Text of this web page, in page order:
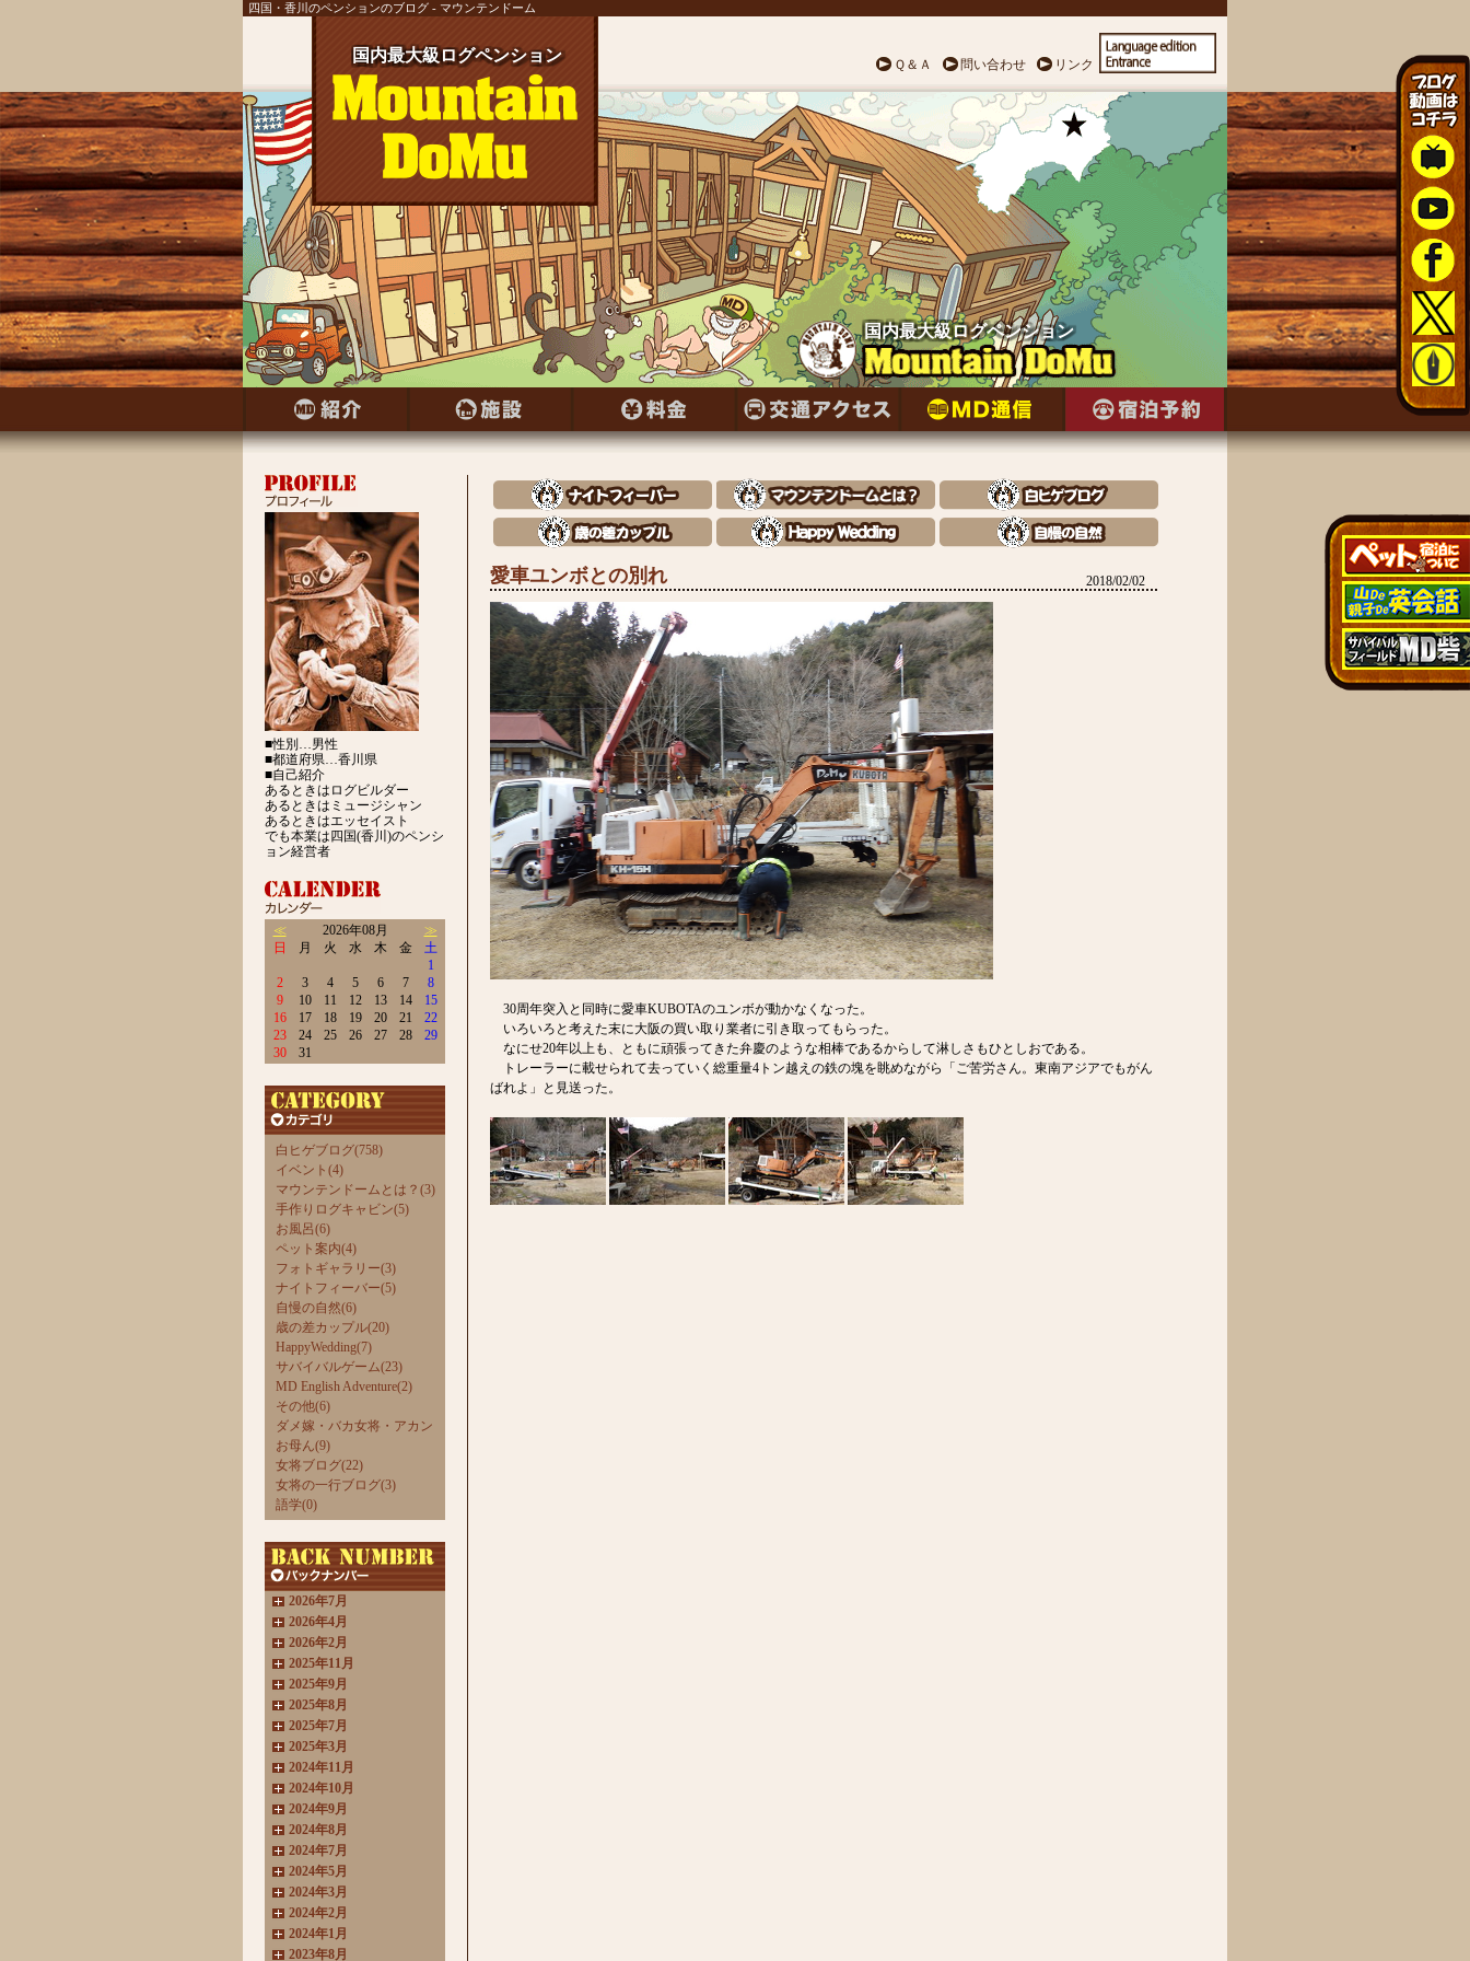
四国・香川のペンションのブログ - マウンテンドーム
Ｑ＆Ａ 問い合わせ リンク
国内最大級ログペンション
国内最大級ログペンション
国内最大級ログペンション
国内最大級ログペンション
国内最大級ログペンション
国内最大級ログペンション
国内最大級ログペンション
国内最大級ログペンション
国内最大級ログペンション
国内最大級ログペンション
国内最大級ログペンション
国内最大級ログペンション
国内最大級ログペンション
国内最大級ログペンション
国内最大級ログペンション
国内最大級ログペンション
国内最大級ログペンション
国内最大級ログペンション
国内最大級ログペンション
国内最大級ログペンション
国内最大級ログペンション
国内最大級ログペンション
国内最大級ログペンション
国内最大級ログペンション
国内最大級ログペンション
国内最大級ログペンション
国内最大級ログペンション
国内最大級ログペンション
国内最大級ログペンション
国内最大級ログペンション
国内最大級ログペンション
国内最大級ログペンション
国内最大級ログペンション
国内最大級ログペンション
国内最大級ログペンション
国内最大級ログペンション
国内最大級ログペンション
国内最大級ログペンション
国内最大級ログペンション
国内最大級ログペンション
国内最大級ログペンション
国内最大級ログペンション
国内最大級ログペンション
国内最大級ログペンション
国内最大級ログペンション
国内最大級ログペンション
国内最大級ログペンション
国内最大級ログペンション
国内最大級ログペンション
国内最大級ログペンション
■性別…男性
■都道府県…香川県
■自己紹介
あるときはログビルダー
あるときはミュージシャン
あるときはエッセイスト
でも本業は四国(香川)のペンシ
ョン経営者
≪ 2026年08月
≫
日
月 火 水 木 金
土
1
2
3 4 5 6 7
8
9
10 11 12 13 14
15
16
17 18 19 20 21
22
23
24 25 26 27 28
29
30
31
白ヒゲブログ(758)
イベント(4)
マウンテンドームとは？(3)
手作りログキャビン(5)
お風呂(6)
ペット案内(4)
フォトギャラリー(3)
ナイトフィーバー(5)
自慢の自然(6)
歳の差カップル(20)
HappyWedding(7)
サバイバルゲーム(23)
MD English Adventure(2)
その他(6)
ダメ嫁・バカ女将・アカン
お母ん(9)
女将ブログ(22)
女将の一行ブログ(3)
語学(0)
2026年7月
2026年4月
2026年2月
2025年11月
2025年9月
2025年8月
2025年7月
2025年3月
2024年11月
2024年10月
2024年9月
2024年8月
2024年7月
2024年5月
2024年3月
2024年2月
2024年1月
2023年8月
愛車ユンボとの別れ 2018/02/02
30周年突入と同時に愛車KUBOTAのユンボが動かなくなった。
いろいろと考えた末に大阪の買い取り業者に引き取ってもらった。
なにせ20年以上も、ともに頑張ってきた弁慶のような相棒であるからして淋しさもひとしおである。
トレーラーに載せられて去っていく総重量4トン越えの鉄の塊を眺めながら「ご苦労さん。東南アジアでもがん
ばれよ」と見送った。